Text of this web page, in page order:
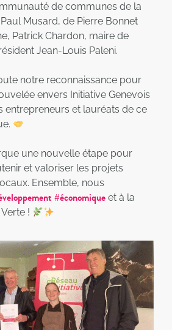
de communes de la
Musard, de Pierre Bonnet
Patrick Chardon, maire de
Jean-Louis Paleni.
notre reconnaissance pour
envers Initiative Genevois
entrepreneurs et lauréats de ce
une nouvelle étape pour
et valoriser les projets
Ensemble, nous
#économique et à la
!